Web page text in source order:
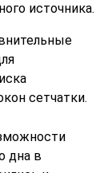
источника.
сетчатки.
дна в